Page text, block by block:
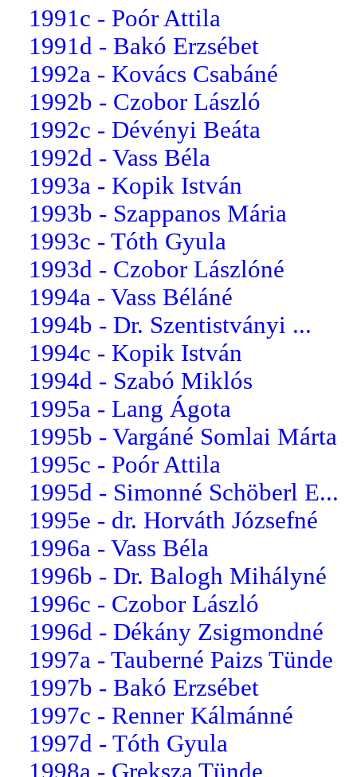
1991c - Poór Attila
1991d - Bakó Erzsébet
1992a - Kovács Csabáné
1992b - Czobor László
1992c - Dévényi Beáta
1992d - Vass Béla
1993a - Kopik István
1993b - Szappanos Mária
1993c - Tóth Gyula
1993d - Czobor Lászlóné
1994a - Vass Béláné
1994b - Dr. Szentistványi ...
1994c - Kopik István
1994d - Szabó Miklós
1995a - Lang Ágota
1995b - Vargáné Somlai Márta
1995c - Poór Attila
1995d - Simonné Schöberl E...
1995e - dr. Horváth Józsefné
1996a - Vass Béla
1996b - Dr. Balogh Mihályné
1996c - Czobor László
1996d - Dékány Zsigmondné
1997a - Tauberné Paizs Tünde
1997b - Bakó Erzsébet
1997c - Renner Kálmánné
1997d - Tóth Gyula
1998a - Greksza Tünde